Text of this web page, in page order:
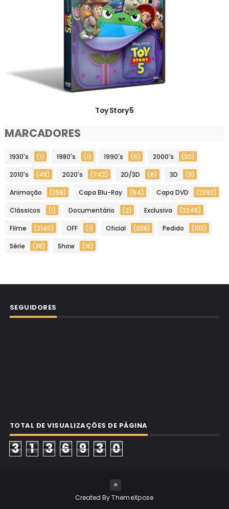
Toy Story 5
MARCADORES
1930's (1) 1980's (1) 1990's (6) 2000's (30)
2010's (48) 2020's (742) 2D/3D (6) 3D (3)
Animação (258) Capa Blu-Ray (64) Capa DVD (2392)
Clássicos (1) Documentário (2) Exclusiva (2245)
Filme (2140) OFF (1) Oficial (208) Pedido (102)
Série (38) Show (18)
SEGUIDORES
TOTAL DE VISUALIZAÇÕES DE PÁGINA
3 1 3 6 9 3 0
Created ByThemeXpose